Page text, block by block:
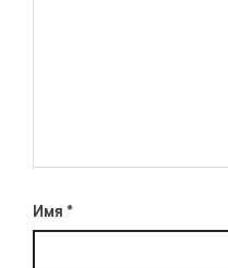
Имя *